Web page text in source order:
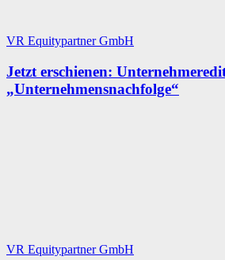
VR Equitypartner GmbH
Jetzt erschienen:
„Unternehmensnachfolge“
VR Equitypartner GmbH